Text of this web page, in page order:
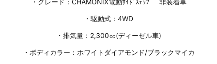
・グレード：CHAMONIX電動ｻｲﾄﾞｽﾃｯﾌﾟ 非装着車
・駆動式：4WD
・排気量：2,300㏄(ディーゼル車)
・ボディカラー：ホワイトダイアモンド/ブラックマイカ